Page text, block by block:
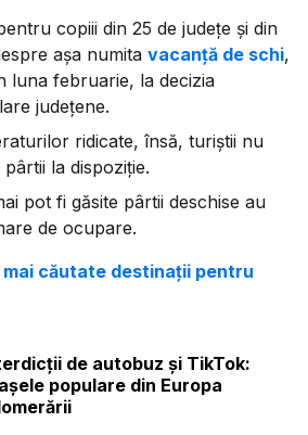
copiii din 25 de județe și din
așa numita vacanță de schi,
luna februarie, la decizia
județene.
ridicate, însă, turiștii nu
la dispoziție.
pot fi găsite pârtii deschise au
de ocupare.
mai căutate destinații pentru
de autobuz și TikTok:
populare din Europa